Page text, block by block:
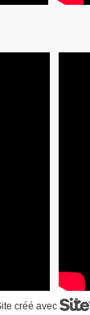
créé avec